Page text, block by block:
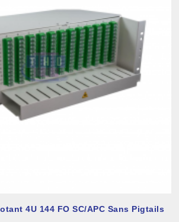
4U 144 FO SC/APC Sans Pigtails